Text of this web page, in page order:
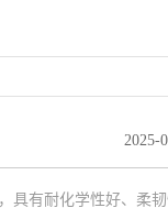
2025-
具有耐化学性好、柔